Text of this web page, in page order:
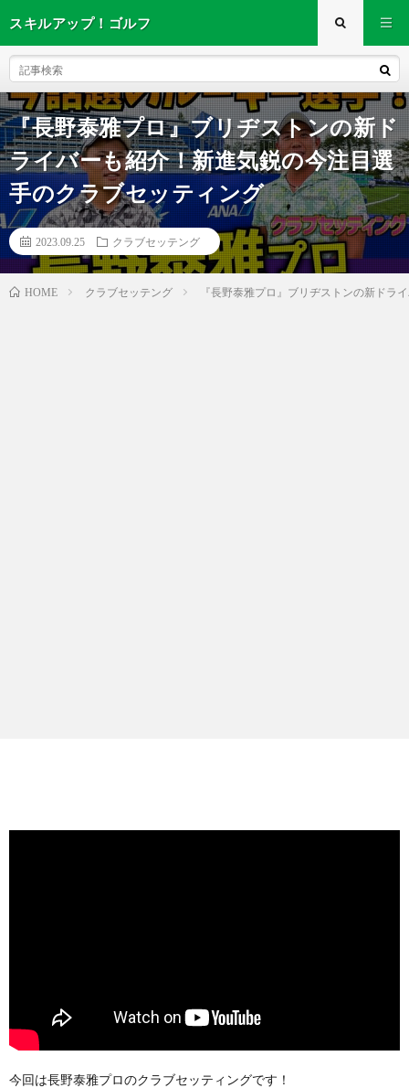
スキルアップ！ゴルフ
『長野泰雅プロ』ブリヂストンの新ド
ライバーも紹介！新進気鋭の今注目選
手のクラブセッティング
2023.09.25 クラブセッテング
HOME クラブセッテング 『長野泰雅プロ』ブリヂストンの新ドラ
今回は長野泰雅プロのクラブセッティングです！